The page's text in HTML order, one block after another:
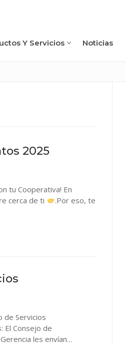
Y Servicios Noticias
2025
tu Cooperativa! En
cerca de ti
.Por eso, te
de Servicios
El Consejo de
les envían…